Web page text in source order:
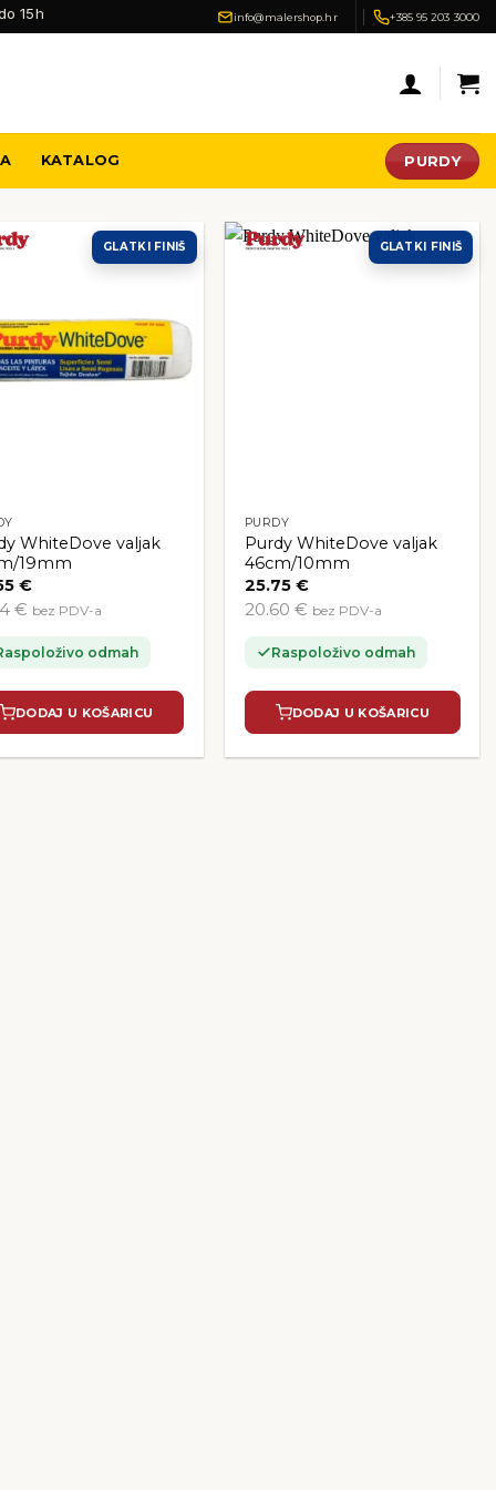
15h info@malershop.hr +385 95 203 3000
KATALOG PURDY
GLATKI FINIŠ
WhiteDove valjak
19mm
€
€ bez PDV-a
odmah
DODAJ U KOŠARICU
GLATKI FINIŠ
PURDY
Purdy WhiteDove valjak
46cm/10mm
25.75 €
20.60 € bez PDV-a
Raspoloživo odmah
DODAJ U KOŠARICU